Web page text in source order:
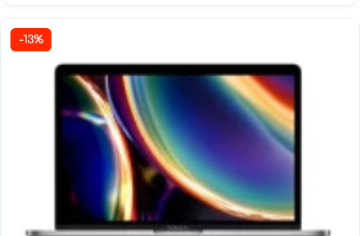
-13%